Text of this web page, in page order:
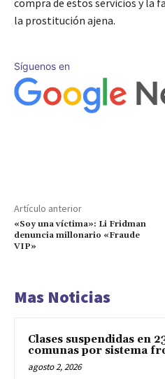
compra de estos servicios y la
la prostitución ajena.
Síguenos en
Artículo anterior
«Soy una víctima»: Li Fridman
denuncia millonario «Fraude
VIP»
Mas Noticias
Clases suspendidas en
comunas por sistema
agosto 2, 2026